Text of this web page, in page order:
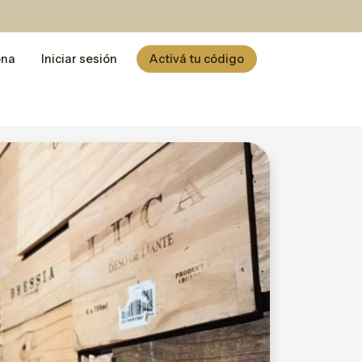
Iniciar sesión Activá tu código